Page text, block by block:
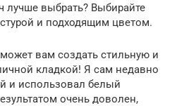
лучше выбрать? Выбирайте
и подходящим цветом.
вам создать стильную и
кладкой! Я сам недавно
и использовал белый
очень доволен,